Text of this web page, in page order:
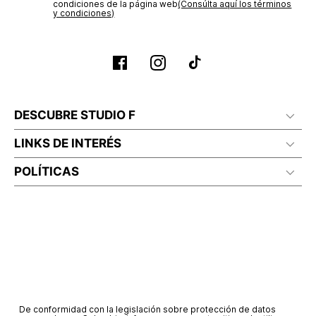
Lavado profesional en humedo
condiciones de la página web‎(Consúlta aquí los términos
y condiciones)
DESCUBRE STUDIO F
LINKS DE INTERÉS
POLÍTICAS
De conformidad con la legislación sobre protección de datos